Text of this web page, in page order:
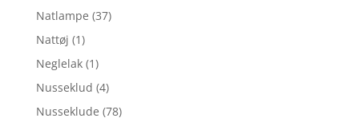
Natlampe (37)
Nattøj (1)
Neglelak (1)
Nusseklud (4)
Nusseklude (78)